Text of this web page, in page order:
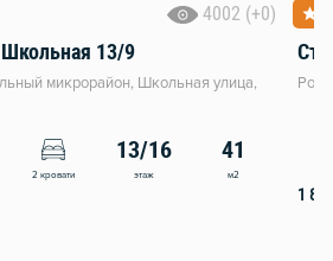
4002 (+0)
Школьная 13/9
микрорайон, Школьная улица,
2 кровати
13/16
этаж
41
м2
1 800